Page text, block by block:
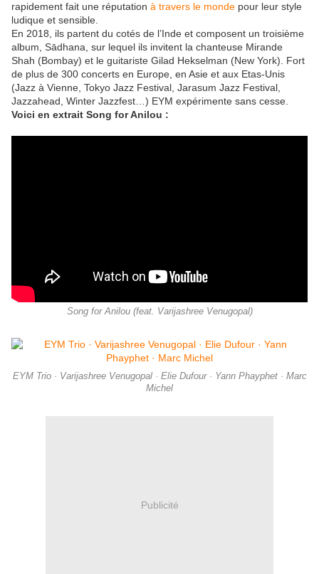
rapidement fait une réputation à travers le monde pour leur style
ludique et sensible.
En 2018, ils partent du cotés de l’Inde et composent un troisième
album, Sādhana, sur lequel ils invitent la chanteuse Mirande
Shah (Bombay) et le guitariste Gilad Hekselman (New York). Fort
de plus de 300 concerts en Europe, en Asie et aux Etas-Unis
(Jazz à Vienne, Tokyo Jazz Festival, Jarasum Jazz Festival,
Jazzahead, Winter Jazzfest…) EYM expérimente sans cesse.
Voici en extrait Song for Anilou :
Song for Anilou (feat. Varijashree Venugopal)
EYM Trio · Varijashree Venugopal · Elie Dufour · Yann Phayphet · Marc
Michel
Publicité